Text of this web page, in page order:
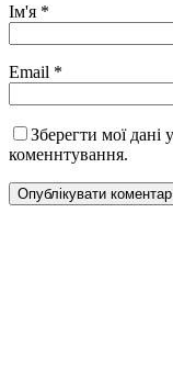
Ім'я *
Email *
Зберегти мої дані
коменнтування.